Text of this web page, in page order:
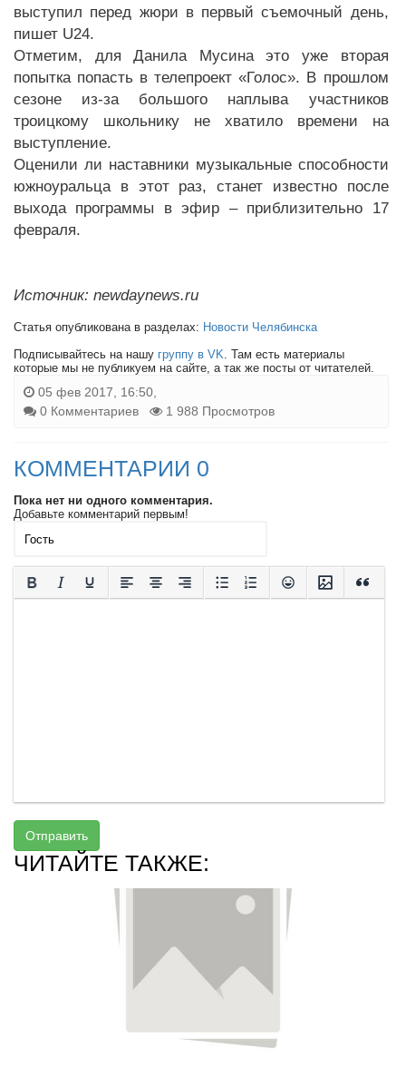
выступил перед жюри в первый съемочный день,
пишет U24.
Отметим, для Данила Мусина это уже вторая
попытка попасть в телепроект «Голос». В прошлом
сезоне из-за большого наплыва участников
троицкому школьнику не хватило времени на
выступление.
Оценили ли наставники музыкальные способности
южноуральца в этот раз, станет известно после
выхода программы в эфир – приблизительно 17
февраля.
Источник: newdaynews.ru
Статья опубликована в разделах: Новости Челябинска
Подписывайтесь на нашу группу в VK. Там есть материалы
которые мы не публикуем на сайте, а так же посты от читателей.
05 фев 2017, 16:50,
0 Комментариев
1 988 Просмотров
КОММЕНТАРИИ 0
Пока нет ни одного комментария.
Добавьте комментарий первым!
Отправить
ЧИТАЙТЕ ТАКЖЕ: